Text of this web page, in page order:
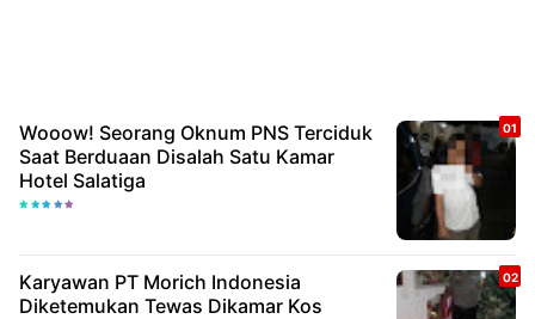
Wooow! Seorang Oknum PNS Terciduk
Saat Berduaan Disalah Satu Kamar
Hotel Salatiga
Karyawan PT Morich Indonesia
Diketemukan Tewas Dikamar Kos